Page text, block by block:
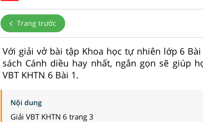
Trang trước
Với giải vở bài tập Khoa học tự nhiên lớp 6
sách Cánh diều hay nhất, ngắn gọn sẽ giúp
VBT KHTN 6 Bài 1.
Nội dung
Giải VBT KHTN 6 trang 3